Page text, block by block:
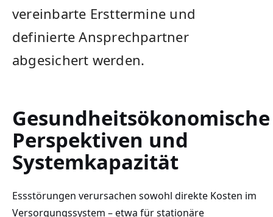
vereinbarte Ersttermine und
definierte Ansprechpartner
abgesichert werden.
Gesundheitsökonomische
Perspektiven und
Systemkapazität
Essstörungen verursachen sowohl direkte Kosten im
Versorgungssystem – etwa für stationäre